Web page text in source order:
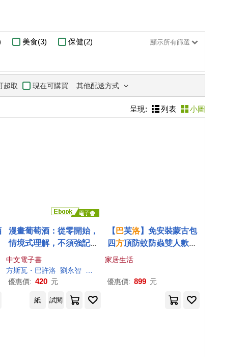
美食(3) 保健(2) 顯示所有篩選
超取 現在可購買 其他配送方式
呈現: 列表 小圖
・布瓊
漫畫葡萄酒：從零開始，
情境式理解，不須強記，
史上最有趣的葡萄酒學習
之路 (電子書)
中文電子書
方斯瓦・ 巴許洛 劉永智
優惠價: 420 元
【 巴芙洛】免安裝蒙古包
四方頂防蚊防蟲雙人款加
大款均一價格(雙人/加大均
睡覺/蚊帳) 小雛菊藍雙人
家居生活
優惠價: 899 元
紙 試閱